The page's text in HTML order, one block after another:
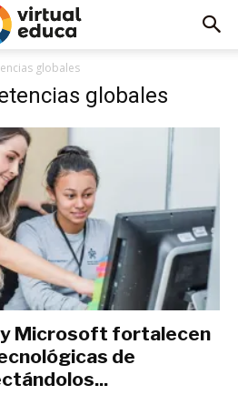
globales
globales
y Microsoft fortalecen
de